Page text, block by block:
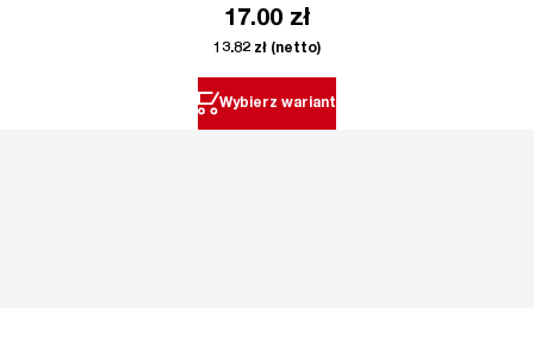
17.00 zł
13.82 zł (netto)
Wybierz wariant